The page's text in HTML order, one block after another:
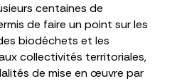
centaines de
de faire un point sur les
biodéchets et les
collectivités territoriales,
de mise en œuvre par